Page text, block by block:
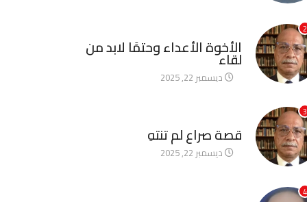
2
الأخوة الأعداء وحتمًا لابد من
لقاء
ديسمبر 22, 2025
3
قصة صراع لم تنتهِ
ديسمبر 22, 2025
4